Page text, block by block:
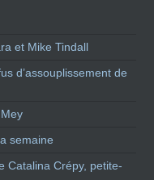
et Mike Tindall
d’assouplissement de
semaine
Catalina Crépy, petite-